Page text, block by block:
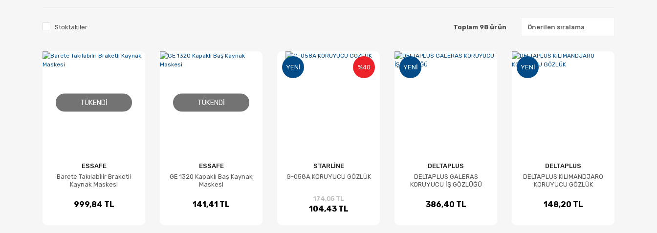
Stoktakiler Toplam 98 ürün
TÜKENDI
ESSAFE
Barete Takılabilir Braketli
Kaynak Maskesi
999,84 TL
TÜKENDI
ESSAFE
GE 1320 Kapaklı Baş Kaynak
Maskesi
141,41 TL
%40
YENI
STARLİNE
G-058A KORUYUCU GÖZLÜK
174,05 TL
104,43 TL
YENI
DELTAPLUS
DELTAPLUS GALERAS
KORUYUCU İŞ GÖZLÜĞÜ
386,40 TL
YENI
DELTAPLUS
DELTAPLUS KILIMANDJARO
KORUYUCU GÖZLÜK
148,20 TL